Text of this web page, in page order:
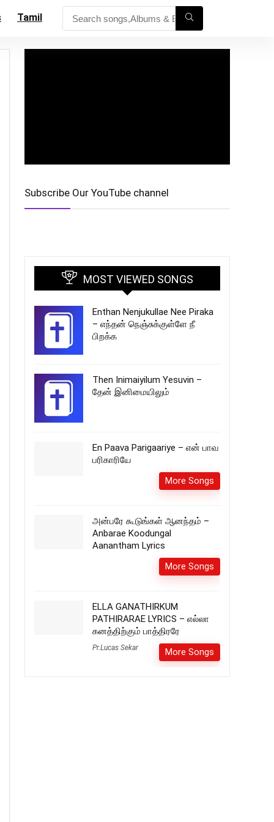
Tamil
Subscribe Our YouTube channel
MOST VIEWED SONGS
Enthan Nenjukullae Nee Piraka
– எந்தன் நெஞ்சுக்குள்ளே நீ
பிறக்க
Then Inimaiyilum Yesuvin –
தேன் இனிமையிலும்
En Paava Parigaariye – என் பாவ
பரிகாரியே
More Songs
அன்பரே கூடுங்கள் ஆனந்தம் –
Anbarae Koodungal
Aanantham Lyrics
More Songs
ELLA GANATHIRKUM
PATHIRARAE LYRICS – எல்லா
கனத்திற்கும் பாத்திரரே
Pr.Lucas Sekar More Songs